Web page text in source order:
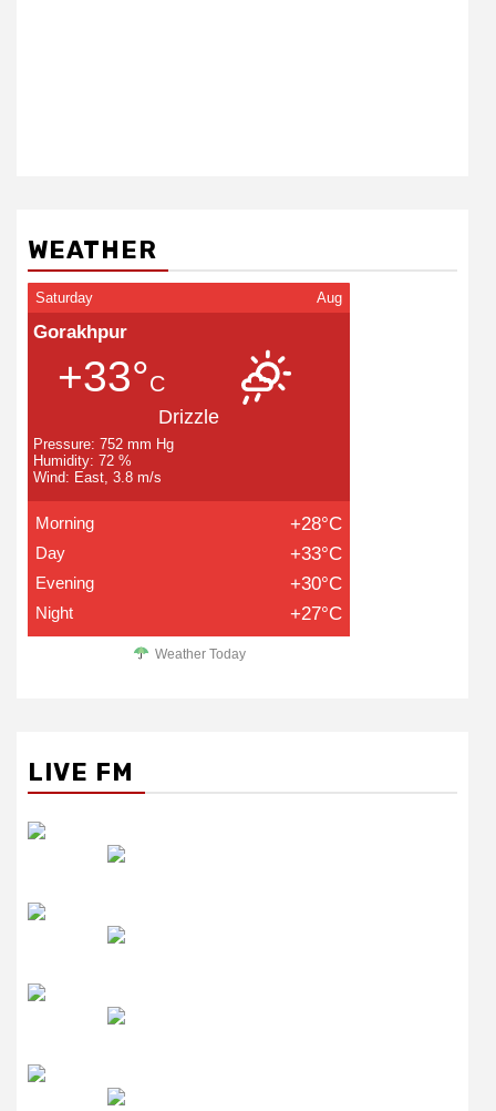
WEATHER
Saturday Aug
Gorakhpur
+33°C
Drizzle
Pressure: 752 mm Hg
Humidity: 72 %
Wind: East, 3.8 m/s
Morning +28°C
Day +33°C
Evening +30°C
Night +27°C
Weather Today
LIVE FM